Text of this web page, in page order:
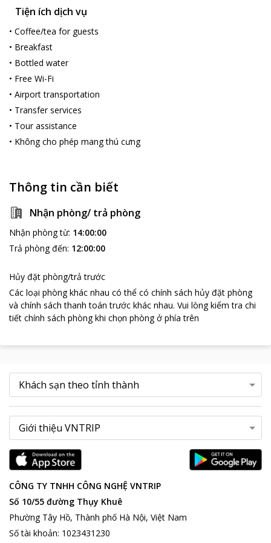
không gian sang trọng đẳng cấp nhất.
Tiện ích dịch vụ
• Coffee/tea for guests
• Breakfast
• Bottled water
• Free Wi-Fi
• Airport transportation
• Transfer services
• Tour assistance
• Không cho phép mang thú cưng
Thông tin cần biết
Nhận phòng/ trả phòng
Nhận phòng từ: 14:00:00
Trả phòng đến: 12:00:00
Hủy đặt phòng/trả trước
Các loại phòng khác nhau có thể có chính sách hủy đặt phòng
và chính sách thanh toán trước khác nhau. Vui lòng kiểm tra chi
tiết chính sách phòng khi chọn phòng ở phía trên
CÔNG TY TNHH CÔNG NGHỆ VNTRIP
Số 10/55 đường Thụy Khuê
Phường Tây Hồ, Thành phố Hà Nội, Việt Nam
Số tài khoản: 1023431230